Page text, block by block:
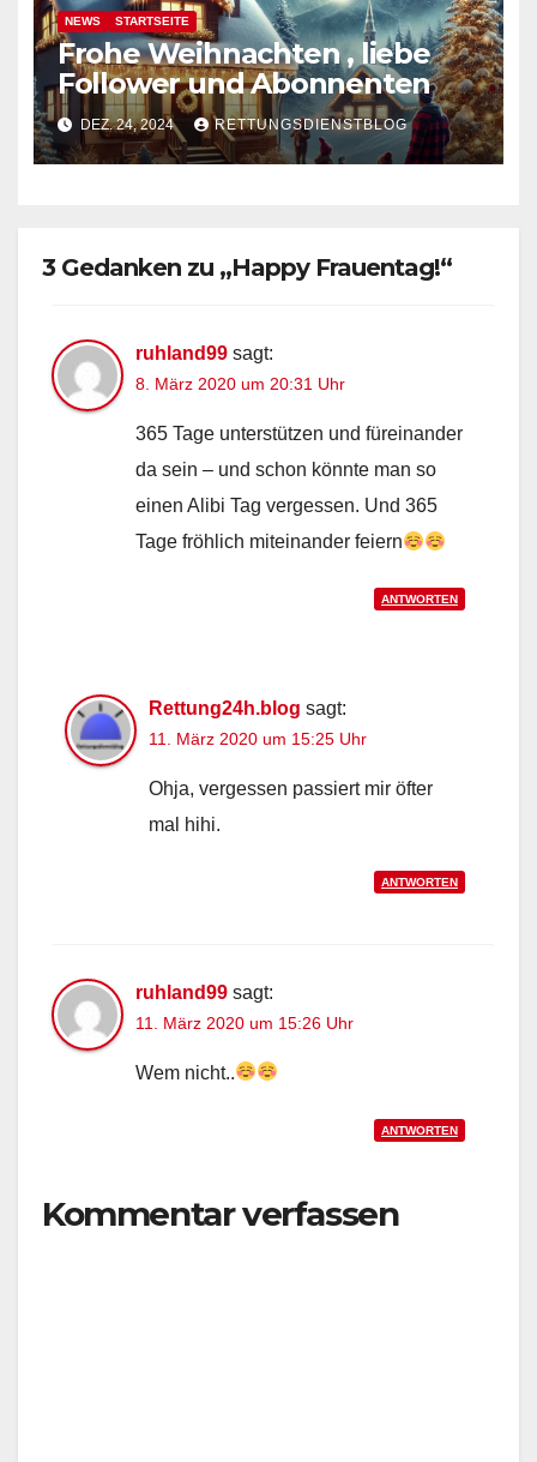
NEWS STARTSEITE
Frohe Weihnachten , liebe
Follower und Abonnenten
DEZ. 24, 2024 RETTUNGSDIENSTBLOG
3 Gedanken zu „Happy Frauentag!“
ruhland99 sagt:
8. März 2020 um 20:31 Uhr
365 Tage unterstützen und füreinander
da sein – und schon könnte man so
einen Alibi Tag vergessen. Und 365
Tage fröhlich miteinander feiern
ANTWORTEN
Rettung24h.blog sagt:
11. März 2020 um 15:25 Uhr
Ohja, vergessen passiert mir öfter
mal hihi.
ANTWORTEN
ruhland99 sagt:
11. März 2020 um 15:26 Uhr
Wem nicht..
ANTWORTEN
Kommentar verfassen